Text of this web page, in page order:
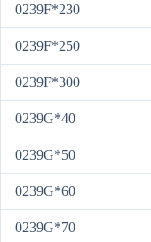
0239F*230
0239F*250
0239F*300
0239G*40
0239G*50
0239G*60
0239G*70